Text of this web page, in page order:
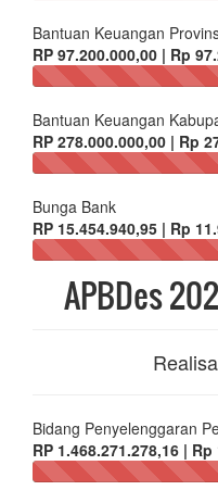
Bantuan Keuangan
RP 97.200.000,00 | Rp
Bantuan Keuangan
RP 278.000.000,00 | Rp
Bunga Bank
RP 15.454.940,95 | Rp
APBDes
Bidang Penyelenggaran
RP 1.468.271.278,16 |